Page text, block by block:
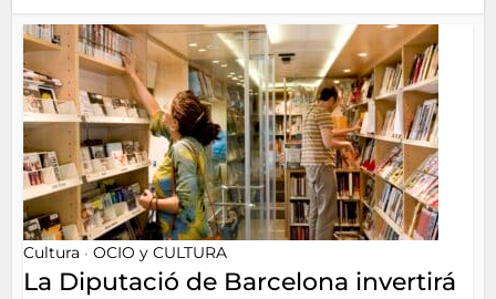
Cultura • OCIO y CULTURA
La Diputació de Barcelona invertirá